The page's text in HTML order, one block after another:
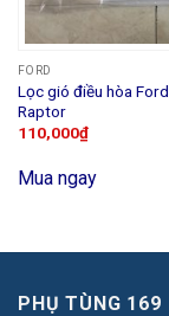
FORD
Lọc gió điều hòa
Raptor
110,000₫
Mua ngay
PHỤ TÙNG 169